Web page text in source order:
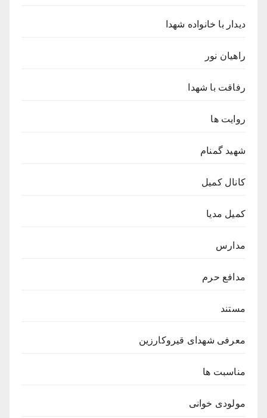
دیدار با خانواده شهدا
راهیان نور
رفاقت با شهدا
روایت ها
شهید گمنام
کانال کمیل
کمیل مدیا
مدارس
مدافع حرم
مستند
معرفی شهدای قیروکارزین
مناسبت ها
مولودی خوانی